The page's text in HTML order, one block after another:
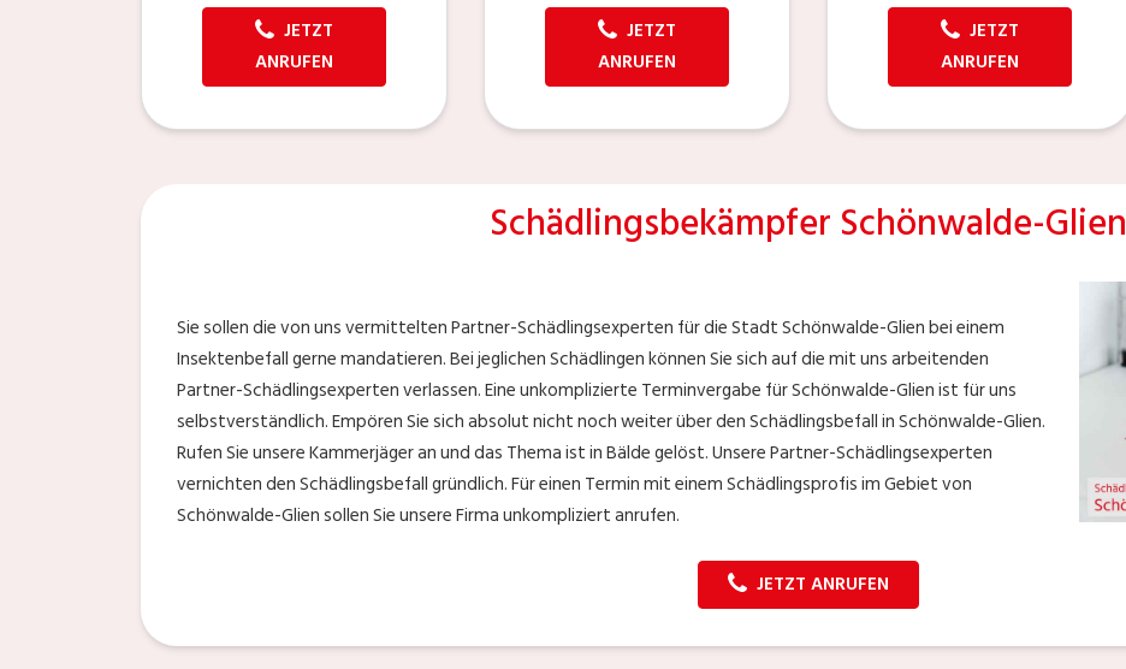
JETZT
ANRUFEN
JETZT
ANRUFEN
JETZT
ANRUFEN
Schädlingsbekämpfer Schönwalde-Glien
Sie sollen die von uns vermittelten Partner-Schädlingsexperten für die Stadt Schönwalde-Glien bei einem
Insektenbefall gerne mandatieren. Bei jeglichen Schädlingen können Sie sich auf die mit uns arbeitenden
Partner-Schädlingsexperten verlassen. Eine unkomplizierte Terminvergabe für Schönwalde-Glien ist für uns
selbstverständlich. Empören Sie sich absolut nicht noch weiter über den Schädlingsbefall in Schönwalde-Glien.
Rufen Sie unsere Kammerjäger an und das Thema ist in Bälde gelöst. Unsere Partner-Schädlingsexperten
vernichten den Schädlingsbefall gründlich. Für einen Termin mit einem Schädlingsprofis im Gebiet von
Schönwalde-Glien sollen Sie unsere Firma unkompliziert anrufen.
JETZT ANRUFEN